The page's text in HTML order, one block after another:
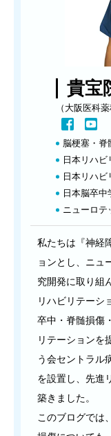
貴宝
（大阪医科
脳梗塞・脊
日本リハ
日本リハ
日本脳卒
ニューロテ
私たちは『神経
ョンとし、ニュ
究開発に取り組
リハビリテーシ
卒中・脊髄損傷
リテーションを
う会セントラル
を設置し、先進
築きました。
このブログでは